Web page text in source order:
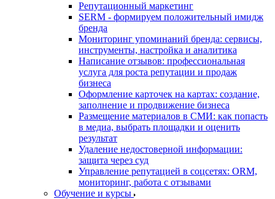
Репутационный маркетинг
SERM - формируем положительный имидж
бренда
Мониторинг упоминаний бренда: сервисы,
инструменты, настройка и аналитика
Написание отзывов: профессиональная
услуга для роста репутации и продаж
бизнеса
Оформление карточек на картах: создание,
заполнение и продвижение бизнеса
Размещение материалов в СМИ: как попасть
в медиа, выбрать площадки и оценить
результат
Удаление недостоверной информации:
защита через суд
Управление репутацией в соцсетях: ORM,
мониторинг, работа с отзывами
Обучение и курсы